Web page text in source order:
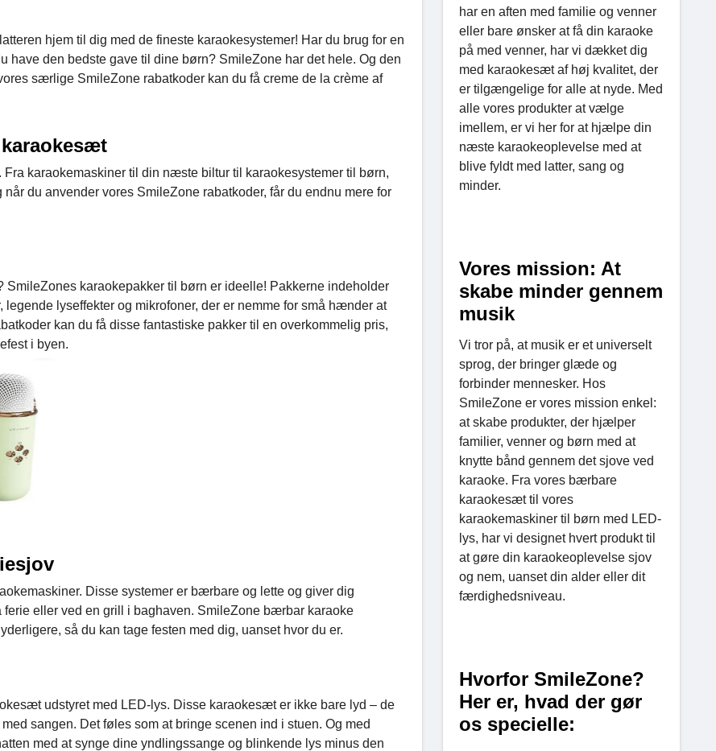
hjem til dig med de fineste karaokesystemer! Har du brug for en
have den bedste gave til dine børn? SmileZone har det hele. Og den
særlige SmileZone rabatkoder kan du få creme de la crème af
karaokemaskiner til din næste biltur til karaokesystemer til børn,
du anvender vores SmileZone rabatkoder, får du endnu mere for
SmileZones karaokepakker til børn er ideelle! Pakkerne indeholder
lyseffekter og mikrofoner, der er nemme for små hænder at
kan du få disse fantastiske pakker til en overkommelig pris,
i byen.
Disse systemer er bærbare og lette og giver dig
eller ved en grill i baghaven. SmileZone bærbar karaoke
så du kan tage festen med dig, uanset hvor du er.
udstyret med LED-lys. Disse karaokesæt er ikke bare lyd – de
sangen. Det føles som at bringe scenen ind i stuen. Og med
med at synge dine yndlingssange og blinkende lys minus den
har en aften med familie og venner
eller bare ønsker at få din karaoke
på med venner, har vi dækket dig
med karaokesæt af høj kvalitet, der
er tilgængelige for alle at nyde. Med
alle vores produkter at vælge
imellem, er vi her for at hjælpe din
næste karaokeoplevelse med at
blive fyldt med latter, sang og
minder.
Vores mission: At
skabe minder gennem
musik
Vi tror på, at musik er et universelt
sprog, der bringer glæde og
forbinder mennesker. Hos
SmileZone er vores mission enkel:
at skabe produkter, der hjælper
familier, venner og børn med at
knytte bånd gennem det sjove ved
karaoke. Fra vores bærbare
karaokesæt til vores
karaokemaskiner til børn med LED-
lys, har vi designet hvert produkt til
at gøre din karaokeoplevelse sjov
og nem, uanset din alder eller dit
færdighedsniveau.
Hvorfor SmileZone?
Her er, hvad der gør
os specielle: